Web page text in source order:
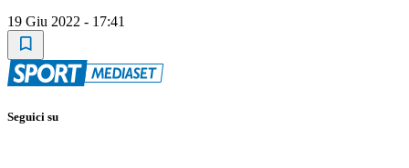
19 Giu 2022 - 17:41
Seguici su